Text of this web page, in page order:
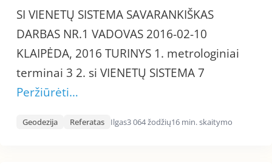
SI VIENETŲ SISTEMA SAVARANKIŠKAS
DARBAS NR.1 VADOVAS 2016-02-10
KLAIPĖDA, 2016 TURINYS 1. metrologiniai
terminai 3 2. si VIENETŲ SISTEMA 7
Peržiūrėti…
Geodezija Referatas Ilgas3 064 žodžių16 min. skaitymo